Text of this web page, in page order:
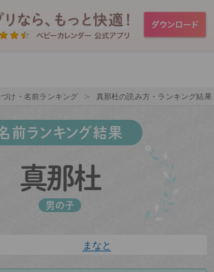
け・名前ランキング 真那杜の読み方・ランキング結果
前ランキング結果
真那杜
男の子
まなと